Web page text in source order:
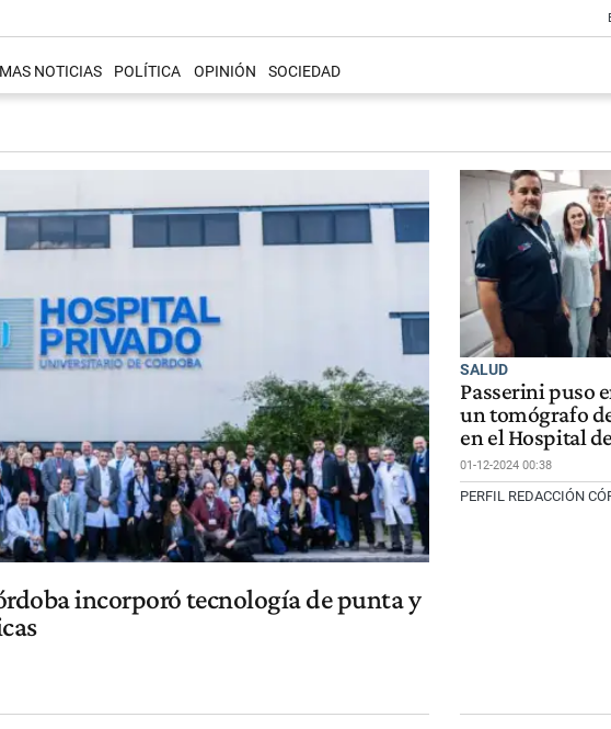
NOTICIAS POLÍTICA OPINIÓN SOCIEDAD
incorporó tecnología de punta y
SALUD
Passerini puso
un tomógrafo
en el Hospital
01-12-2024 00:38
PERFIL REDACCIÓN